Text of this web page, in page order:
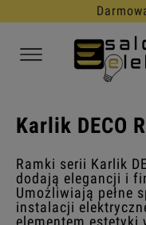
30 dni
Karlik DECO
Ramki serii Karlik
dodają elegancji i
Umożliwiają pełne
instalacji
elementem estetyki